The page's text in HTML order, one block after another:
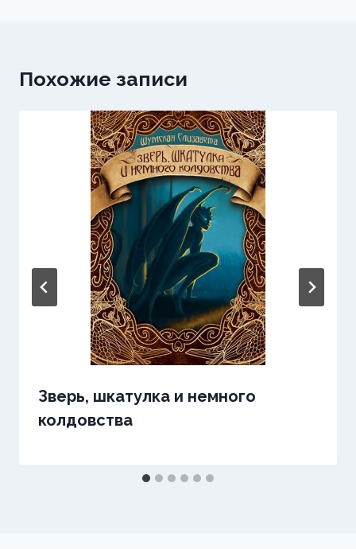
Похожие записи
Зверь, шкатулка и немного
колдовства